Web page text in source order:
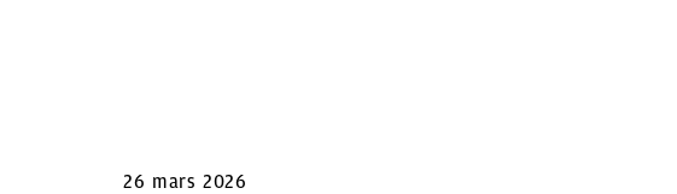
26 mars 2026